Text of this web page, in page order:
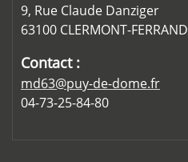
9, Rue Claude Danziger
63100 CLERMONT-FERRAND
Contact :
md63@puy-de-dome.fr
04-73-25-84-80